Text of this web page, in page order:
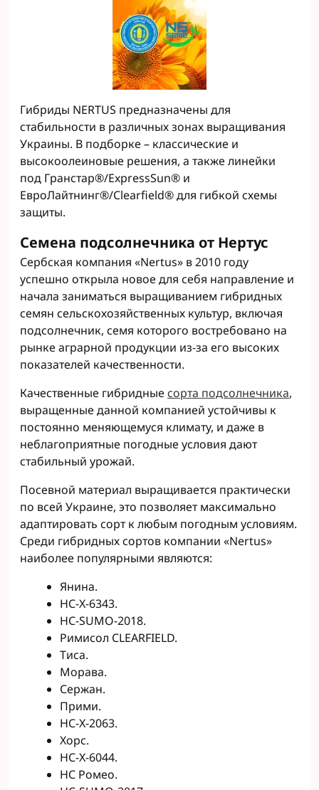
Гибриды NERTUS предназначены для
стабильности в различных зонах выращивания
Украины. В подборке – классические и
высокоолеиновые решения, а также линейки
под Гранстар®/ExpressSun® и
ЕвроЛайтнинг®/Clearfield® для гибкой схемы
защиты.
Семена подсолнечника от Нертус
Сербская компания «Nertus» в 2010 году
успешно открыла новое для себя направление и
начала заниматься выращиванием гибридных
семян сельскохозяйственных культур, включая
подсолнечник, семя которого востребовано на
рынке аграрной продукции из-за его высоких
показателей качественности.
Качественные гибридные сорта подсолнечника,
выращенные данной компанией устойчивы к
постоянно меняющемуся климату, и даже в
неблагоприятные погодные условия дают
стабильный урожай.
Посевной материал выращивается практически
по всей Украине, это позволяет максимально
адаптировать сорт к любым погодным условиям.
Среди гибридных сортов компании «Nertus»
наиболее популярными являются:
Янина.
НС-Х-6343.
НС-SUMO-2018.
Римисол CLEARFIELD.
Тиса.
Морава.
Сержан.
Прими.
НС-Х-2063.
Хорс.
НС-Х-6044.
НС Ромео.